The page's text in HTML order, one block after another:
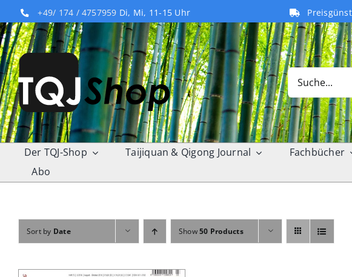
to
content
+49/ 174 / 4757959 Di, Mi, 11-15 Uhr
Search
for:
Der TQJ-Shop Taijiquan & Qigong Journal Fachbücher
Abo
Sort by Date Show50 Products